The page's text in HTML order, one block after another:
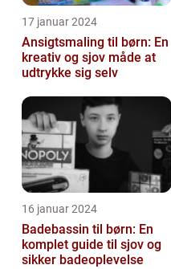
17 januar 2024
Ansigtsmaling til børn: En
kreativ og sjov måde at
udtrykke sig selv
16 januar 2024
Badebassin til børn: En
komplet guide til sjov og
sikker badeoplevelse